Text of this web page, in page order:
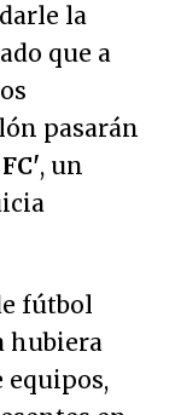
la
que a
pasarán
, un
fútbol
hubiera
equipos,